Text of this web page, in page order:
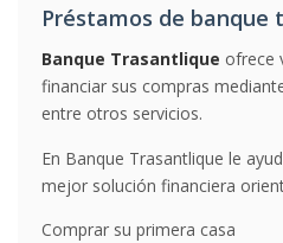
Préstamos de banque
Banque Trasantlique ofrece
financiar sus compras
entre otros servicios.
En Banque Trasantlique le
mejor solución financiera
Comprar su primera casa